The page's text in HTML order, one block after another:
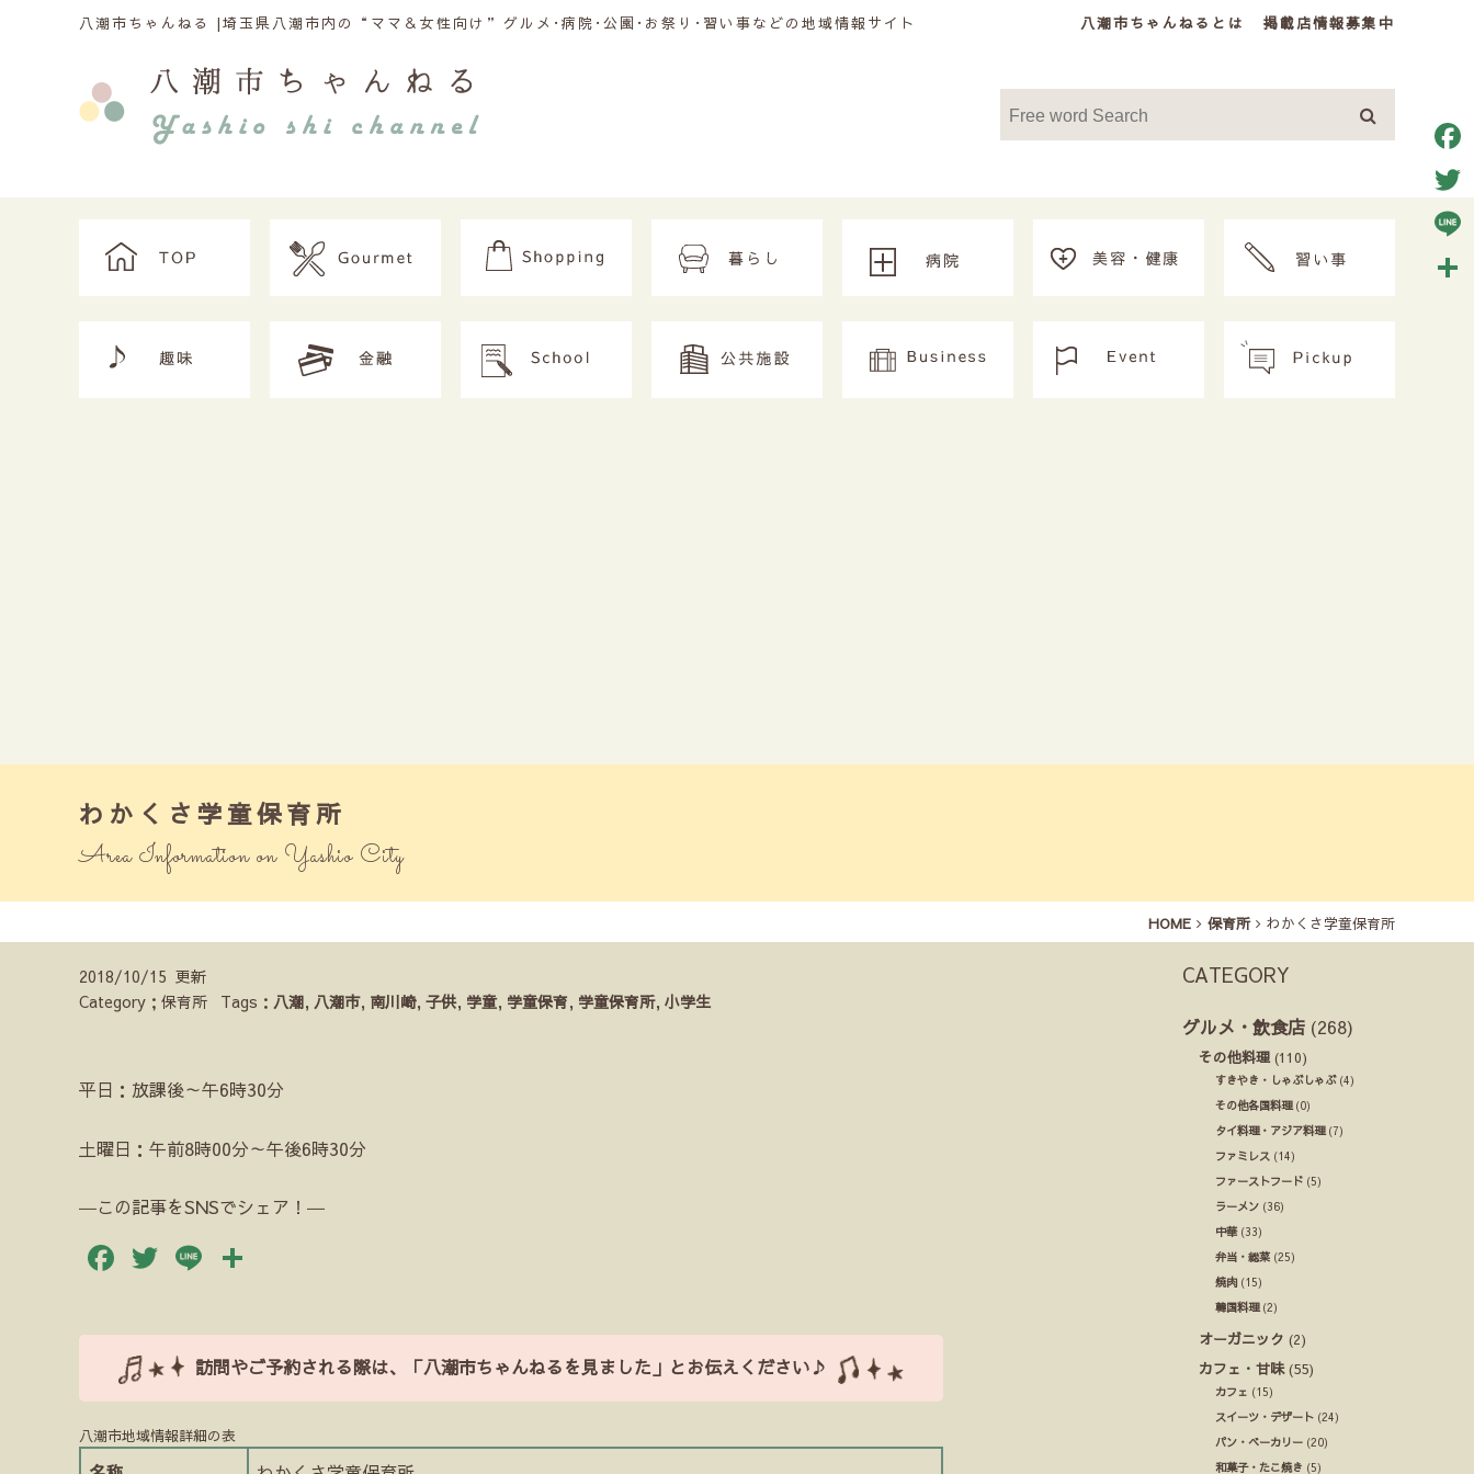
八潮市ちゃんねるとは 掲載店情報募集中
八潮市ちゃんねる |埼玉県八潮市内の“ママ＆女性向け”グルメ･病院･公園･お祭り･習い事などの地域情報サイト
わかくさ学童保育所
Area Information on Yashio City
HOME 保育所 わかくさ学童保育所
2018/10/15 更新
Category；保育所 Tags： 八潮, 八潮市, 南川崎, 子供, 学童, 学童保育, 学童保育所, 小学生
平日：放課後～午6時30分
土曜日：午前8時00分～午後6時30分
―この記事をSNSでシェア！―
Facebook
Twitter
Line
訪問やご予約される際は、「八潮市ちゃんねるを見ました」とお伝えください♪
八潮市地域情報詳細の表
CATEGORY
グルメ・飲食店 (268)
その他料理 (110)
すきやき・しゃぶしゃぶ(4)
その他各国料理(0)
タイ料理・アジア料理(7)
ファミレス (14)
ファーストフード (5)
ラーメン (36)
中華(33)
弁当・総菜 (25)
焼肉 (15)
韓国料理(2)
オーガニック (2)
カフェ・甘味(55)
カフェ (15)
スイーツ・デザート (24)
パン・ベーカリー (20)
和菓子・たこ焼き (5)
Line